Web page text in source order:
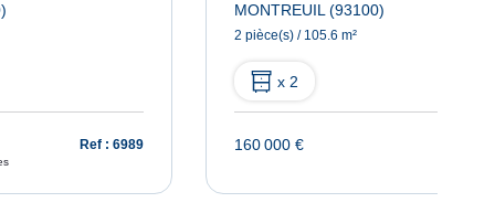
Ref : 6989
MONTREUIL (93100)
2 pièce(s) / 105.6 m²
x 2
160 000 €